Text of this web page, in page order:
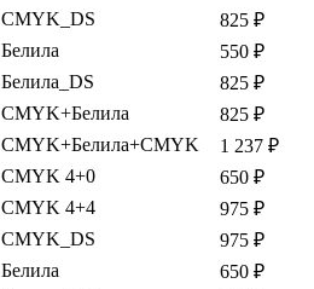
CMYK_DS
825 ₽
Белила
550 ₽
Белила_DS
825 ₽
CMYK+Белила
825 ₽
CMYK+Белила+CMYK
1 237 ₽
CMYK 4+0
650 ₽
CMYK 4+4
975 ₽
CMYK_DS
975 ₽
Белила
650 ₽